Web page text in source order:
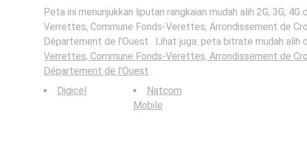
Peta ini menunjukkan liputan rangkaian mudah alih 2G, 3G, 4G
Verrettes, Commune Fonds-Verettes, Arrondissement de
Département de l'Ouest . Lihat juga: peta bitrate mudah alih
Verrettes, Commune Fonds-Verettes, Arrondissement de
Département de l'Ouest .
Digicel
Natcom
Mobile